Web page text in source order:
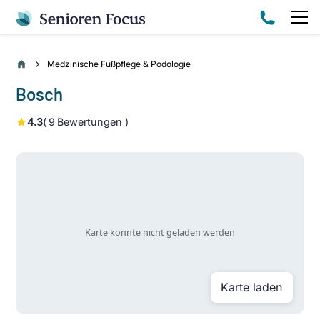
Medzinische Fußpflege & Podologie
Bosch
4.3( 9 Bewertungen )
Karte laden